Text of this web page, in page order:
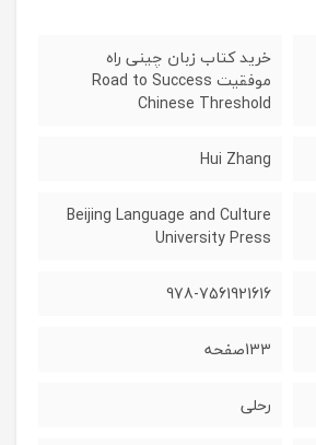
خرید کتاب زبان چینی راه
موفقیت Road to Success
Chinese Threshold
Hui Zhang
Beijing Language and Culture
University Press
978-7561921616
133صفحه
رحلی